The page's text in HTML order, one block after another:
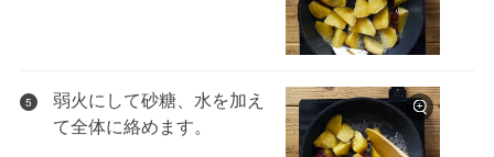
5
弱火にして砂糖、水を加え
て全体に絡めます。